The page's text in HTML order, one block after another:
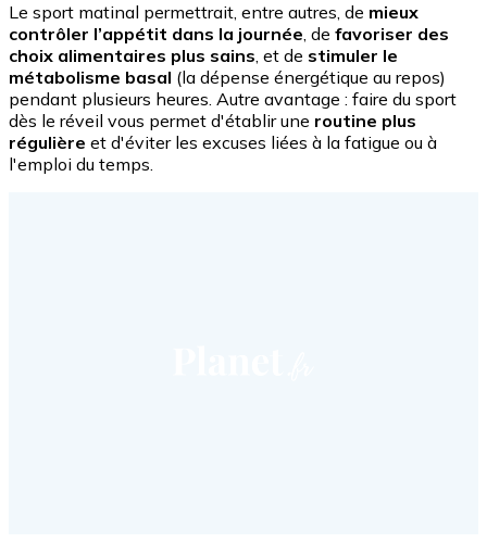
Le sport matinal permettrait, entre autres, de mieux
contrôler l’appétit dans la journée, de favoriser des
choix alimentaires plus sains, et de stimuler le
métabolisme basal (la dépense énergétique au repos)
pendant plusieurs heures. Autre avantage : faire du sport
dès le réveil vous permet d'établir une routine plus
régulière et d'éviter les excuses liées à la fatigue ou à
l'emploi du temps.